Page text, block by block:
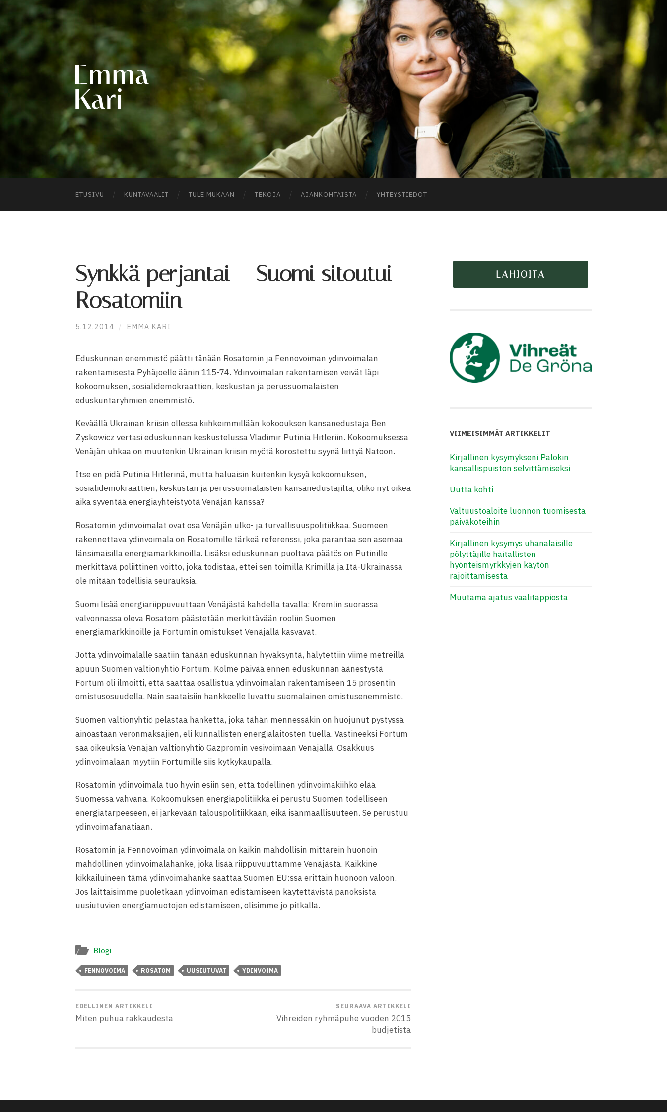
EMMA
KARI
ETUSIVU KUNTAVAALIT TULE MUKAAN TEKOJA AJANKOHTAISTA YHTEYSTIEDOT
Synkkä perjantai – Suomi sitoutui
Rosatomiin
5.12.2014 / EMMA KARI
Eduskunnan enemmistö päätti tänään Rosatomin ja Fennovoiman ydinvoimalan
rakentamisesta Pyhäjoelle äänin 115-74. Ydinvoimalan rakentamisen veivät läpi
kokoomuksen, sosialidemokraattien, keskustan ja perussuomalaisten
eduskuntaryhmien enemmistö.
Keväällä Ukrainan kriisin ollessa kiihkeimmillään kokoouksen kansanedustaja Ben
Zyskowicz vertasi eduskunnan keskustelussa Vladimir Putinia Hitleriin. Kokoomuksessa
Venäjän uhkaa on muutenkin Ukrainan kriisin myötä korostettu syynä liittyä Natoon.
Itse en pidä Putinia Hitlerinä, mutta haluaisin kuitenkin kysyä kokoomuksen,
sosialidemokraattien, keskustan ja perussuomalaisten kansanedustajilta, oliko nyt oikea
aika syventää energiayhteistyötä Venäjän kanssa?
Rosatomin ydinvoimalat ovat osa Venäjän ulko- ja turvallisuuspolitiikkaa. Suomeen
rakennettava ydinvoimala on Rosatomille tärkeä referenssi, joka parantaa sen asemaa
länsimaisilla energiamarkkinoilla. Lisäksi eduskunnan puoltava päätös on Putinille
merkittävä poliittinen voitto, joka todistaa, ettei sen toimilla Krimillä ja Itä-Ukrainassa
ole mitään todellisia seurauksia.
Suomi lisää energiariippuvuuttaan Venäjästä kahdella tavalla: Kremlin suorassa
valvonnassa oleva Rosatom päästetään merkittävään rooliin Suomen
energiamarkkinoille ja Fortumin omistukset Venäjällä kasvavat.
Jotta ydinvoimalalle saatiin tänään eduskunnan hyväksyntä, hälytettiin viime metreillä
apuun Suomen valtionyhtiö Fortum. Kolme päivää ennen eduskunnan äänestystä
Fortum oli ilmoitti, että saattaa osallistua ydinvoimalan rakentamiseen 15 prosentin
omistusosuudella. Näin saataisiin hankkeelle luvattu suomalainen omistusenemmistö.
Suomen valtionyhtiö pelastaa hanketta, joka tähän mennessäkin on huojunut pystyssä
ainoastaan veronmaksajien, eli kunnallisten energialaitosten tuella. Vastineeksi Fortum
saa oikeuksia Venäjän valtionyhtiö Gazpromin vesivoimaan Venäjällä. Osakkuus
ydinvoimalaan myytiin Fortumille siis kytkykaupalla.
Rosatomin ydinvoimala tuo hyvin esiin sen, että todellinen ydinvoimakiihko elää
Suomessa vahvana. Kokoomuksen energiapolitiikka ei perustu Suomen todelliseen
energiatarpeeseen, ei järkevään talouspolitiikkaan, eikä isänmaallisuuteen. Se perustuu
ydinvoimafanatiaan.
Rosatomin ja Fennovoiman ydinvoimala on kaikin mahdollisin mittarein huonoin
mahdollinen ydinvoimalahanke, joka lisää riippuvuuttamme Venäjästä. Kaikkine
kikkailuineen tämä ydinvoimahanke saattaa Suomen EU:ssa erittäin huonoon valoon.
Jos laittaisimme puoletkaan ydinvoiman edistämiseen käytettävistä panoksista
uusiutuvien energiamuotojen edistämiseen, olisimme jo pitkällä.
Blogi
FENNOVOIMA ROSATOM UUSIUTUVAT YDINVOIMA
EDELLINEN ARTIKKELI
Miten puhua rakkaudesta
SEURAAVA ARTIKKELI
Vihreiden ryhmäpuhe vuoden 2015
budjetista
VIIMEISIMMÄT ARTIKKELIT
Kirjallinen kysymykseni Palokin
kansallispuiston selvittämiseksi
Uutta kohti
Valtuustoaloite luonnon tuomisesta
päiväkoteihin
Kirjallinen kysymys uhanalaisille
pölyttäjille haitallisten
hyönteismyrkkyjen käytön
rajoittamisesta
Muutama ajatus vaalitappiosta